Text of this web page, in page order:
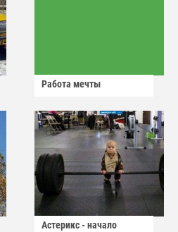
Работа мечты
Астерикс - начало